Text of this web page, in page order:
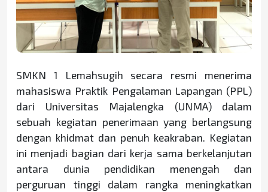
SMKN 1 Lemahsugih secara resmi menerima
mahasiswa Praktik Pengalaman Lapangan (PPL)
dari Universitas Majalengka (UNMA) dalam
sebuah kegiatan penerimaan yang berlangsung
dengan khidmat dan penuh keakraban. Kegiatan
ini menjadi bagian dari kerja sama berkelanjutan
antara dunia pendidikan menengah dan
perguruan tinggi dalam rangka meningkatkan